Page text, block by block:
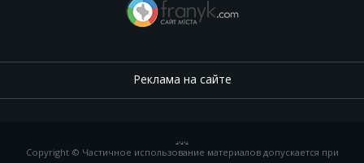
Реклама на сайте
, ,
Copyright © Частичное использование материалов допускается при